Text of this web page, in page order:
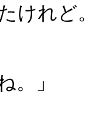
けれど
。」